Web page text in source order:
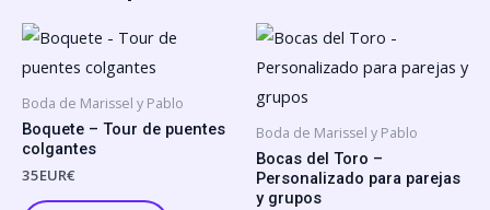
Boda de Marissel y Pablo
Boquete – Tour de puentes
colgantes
35EUR€
Boda de Marissel y Pablo
Bocas del Toro –
Personalizado para parejas
y grupos